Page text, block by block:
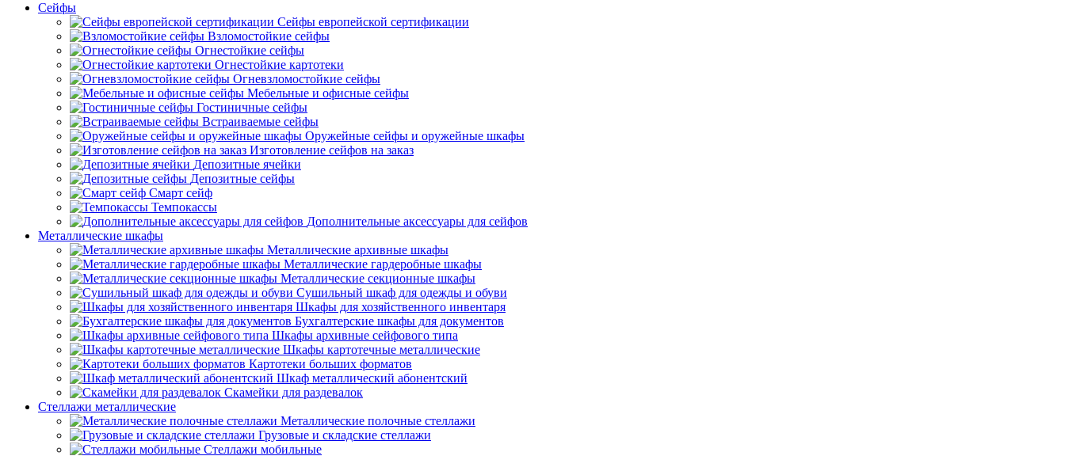
Сейфы
Сейфы европейской сертификации
Взломостойкие сейфы
Огнестойкие сейфы
Огнестойкие картотеки
Огневзломостойкие сейфы
Мебельные и офисные сейфы
Гостиничные сейфы
Встраиваемые сейфы
Оружейные сейфы и оружейные шкафы
Изготовление сейфов на заказ
Депозитные ячейки
Депозитные сейфы
Смарт сейф
Темпокассы
Дополнительные аксессуары для сейфов
Металлические шкафы
Металлические архивные шкафы
Металлические гардеробные шкафы
Металлические секционные шкафы
Сушильный шкаф для одежды и обуви
Шкафы для хозяйственного инвентаря
Бухгалтерские шкафы для документов
Шкафы архивные сейфового типа
Шкафы картотечные металлические
Картотеки больших форматов
Шкаф металлический абонентский
Скамейки для раздевалок
Стеллажи металлические
Металлические полочные стеллажи
Грузовые и складские стеллажи
Стеллажи мобильные